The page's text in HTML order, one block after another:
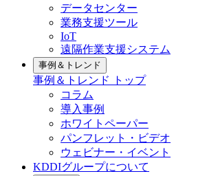
データセンター
業務支援ツール
IoT
遠隔作業支援システム
事例＆トレンド
事例＆トレンド
トップ
コラム
導入事例
ホワイトペーパー
パンフレット・ビデオ
ウェビナー・イベント
KDDIグループについて